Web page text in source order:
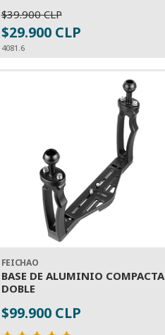
-
$39.900 CLP
$29.900 CLP
4081.6
FEICHAO
BASE DE ALUMINIO COMPACTA
DOBLE
-
$99.900 CLP